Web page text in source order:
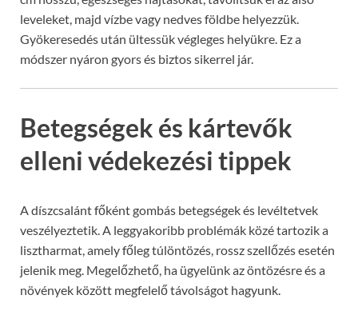
leveleket, majd vízbe vagy nedves földbe helyezzük.
Gyökeresedés után ültessük végleges helyükre. Ez a
módszer nyáron gyors és biztos sikerrel jár.
Betegségek és kártevők
elleni védekezési tippek
A díszcsalánt főként gombás betegségek és levéltetvek
veszélyeztetik. A leggyakoribb problémák közé tartozik a
lisztharmat, amely főleg túlöntözés, rossz szellőzés esetén
jelenik meg. Megelőzhető, ha ügyelünk az öntözésre és a
növények között megfelelő távolságot hagyunk.